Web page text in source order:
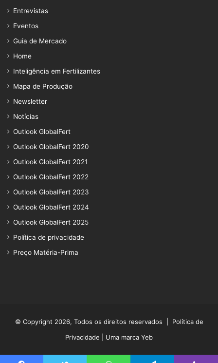
Entrevistas
Eventos
Guia de Mercado
Home
Inteligência em Fertilizantes
Mapa de Produção
Newsletter
Notícias
Outlook GlobalFert
Outlook GlobalFert 2020
Outlook GlobalFert 2021
Outlook GlobalFert 2022
Outlook GlobalFert 2023
Outlook GlobalFert 2024
Outlook GlobalFert 2025
Política de privacidade
Preço Matéria-Prima
© Copyright 2026, Todos os direitos reservados | Política de
Privacidade | Uma marca Yeb